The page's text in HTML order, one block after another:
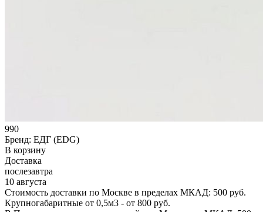
990
Бренд: ЕДГ (EDG)
В корзину
Доставка
послезавтра
10 августа
Стоимость доставки по Москве в пределах МКАД: 500 руб.
Крупногабаритные от 0,5м3 - от 800 руб.